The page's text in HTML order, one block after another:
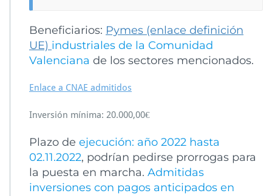
Beneficiarios: Pymes (enlace definición
UE) industriales de la Comunidad
Valenciana de los sectores mencionados.
Enlace a CNAE admitidos
Inversión mínima: 20.000,00€
Plazo de ejecución: año 2022 hasta
02.11.2022, podrían pedirse prorrogas para
la puesta en marcha. Admitidas
inversiones con pagos anticipados en